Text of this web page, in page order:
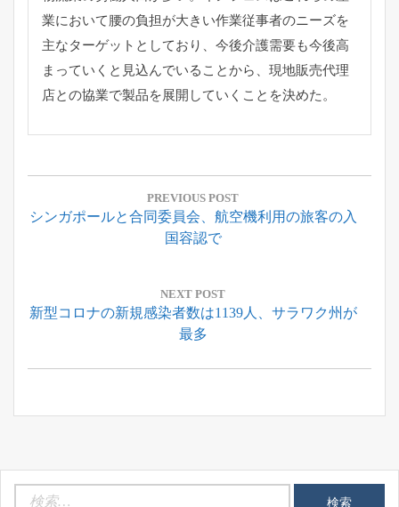
業において腰の負担が大きい作業従事者のニーズを
主なターゲットとしており、 今後介護需要も今後高
まっていくと見込んでいることから、 現地販売代理
店との協業で製品を展開していくことを決めた。
投
ナ
シ
ン
PREVIOUS POST
Previous
シンガポールと合同委員会、航空機利用の旅客の入
国容認で
NEXT POST
Next
新型コロナの新規感染者数は1139人、サラワク州が
最多